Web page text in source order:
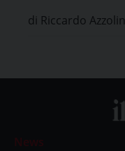
di Riccardo Azzolini
News